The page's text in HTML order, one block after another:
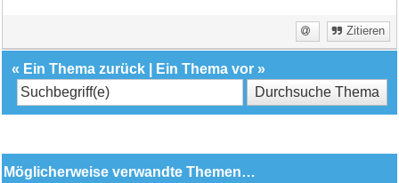
Zitieren
« Ein Thema zurück Ein Thema vor »
Möglicherweise verwandte Themen…